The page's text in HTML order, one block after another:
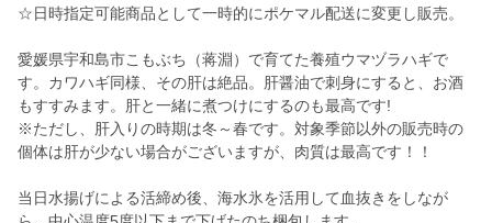
☆日時指定可能商品として一時的にポケマル配送に変更し販売。
愛媛県宇和島市こもぶち（蒋淵）で育てた養殖ウマヅラハギで
す。カワハギ同様、その肝は絶品。肝醤油で刺身にすると、お酒
もすすみます。肝と一緒に煮つけにするのも最高です!
※ただし、肝入りの時期は冬～春です。対象季節以外の販売時の
個体は肝が少ない場合がございますが、肉質は最高です！！
当日水揚げによる活締め後、海水氷を活用して血抜きをしなが